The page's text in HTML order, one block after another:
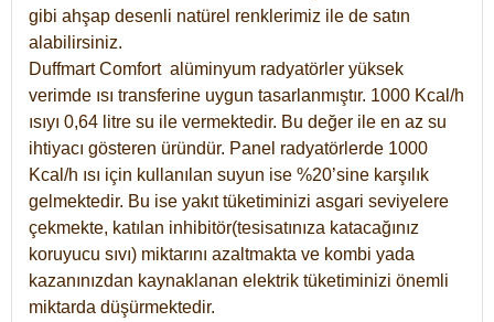
gibi ahşap desenli natürel renklerimiz ile de satın
alabilirsiniz.
Duffmart Comfort alüminyum radyatörler yüksek
verimde ısı transferine uygun tasarlanmıştır. 1000 Kcal/h
ısıyı 0,64 litre su ile vermektedir. Bu değer ile en az su
ihtiyacı gösteren üründür. Panel radyatörlerde 1000
Kcal/h ısı için kullanılan suyun ise %20’sine karşılık
gelmektedir. Bu ise yakıt tüketiminizi asgari seviyelere
çekmekte, katılan inhibitör(tesisatınıza katacağınız
koruyucu sıvı) miktarını azaltmakta ve kombi yada
kazanınızdan kaynaklanan elektrik tüketiminizi önemli
miktarda düşürmektedir.